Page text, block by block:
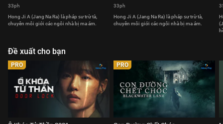
33ph
Hong Ji A (Jang Na Ra) là pháp sư trừ tà,
chuyên môi giới các ngôi nhà bị ma ám.
33ph
Hong Ji A (Jang Na Ra) là pháp sư trừ tà,
chuyên môi giới các ngôi nhà bị ma ám.
Đề xuất cho bạn
PRO PRO